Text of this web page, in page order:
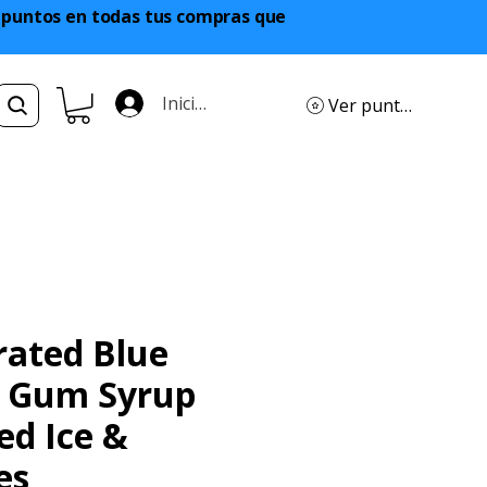
en todas tus compras que
Iniciar sesión Ver puntos
Blue
Syrup
Ice &